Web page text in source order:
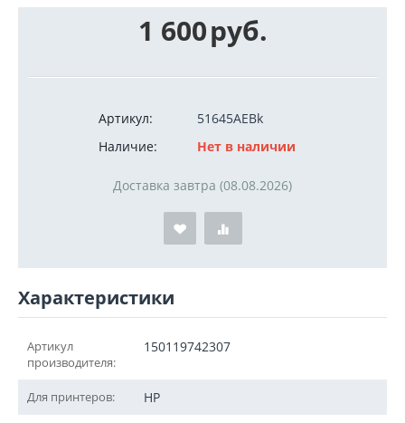
1 600руб.
Артикул:
51645AEBk
Наличие:
Нет в наличии
Доставка завтра (08.08.2026)
Характеристики
Артикул
производителя:
150119742307
Для принтеров: HP